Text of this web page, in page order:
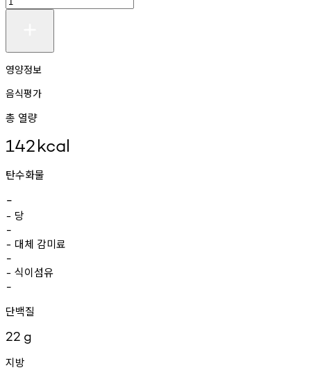
영양정보
음식평가
총 열량
142kcal
탄수화물
-
- 당
-
- 대체 감미료
-
- 식이섬유
-
단백질
22 g
지방